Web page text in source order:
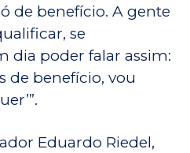
de benefício. A gente
se
dia poder falar assim:
de benefício, vou
Eduardo Riedel,